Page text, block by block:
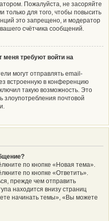
Пожалуйста, не засоряйте
для того, чтобы повысить
это запрещено, и модератор
счётчика сообщений.
меня требуют войти на
могут отправлять email-
встроенную в конференцию
такую возможность. Это
злоупотребления почтовой
по кнопке «Новая тема».
по кнопке «Ответить».
прежде чем отправить
находится внизу страниц
начинать темы», «Вы можете